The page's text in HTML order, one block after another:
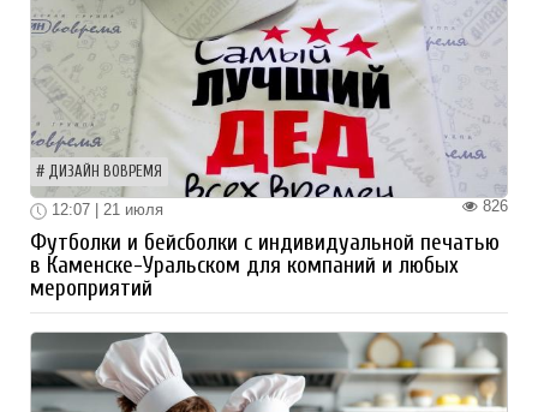
ДИЗАЙН ВОВРЕМЯ
826
12:07 | 21 июля
Футболки и бейсболки с индивидуальной печатью
в Каменске-Уральском для компаний и любых
мероприятий